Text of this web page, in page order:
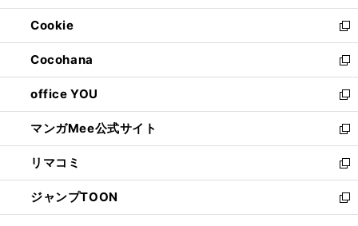
開
く
ウ
で
開
く
ン
ド
ウ
で
開
く
ウ
ィ
ン
ド
ウ
で
開
く
Cookie
新
し
い
ウ
ィ
ン
ド
ウ
で
開
く
Cocohana
新
し
い
ウ
ィ
ン
ド
ウ
で
開
office YOU
新
し
い
ウ
ィ
ン
ド
ウ
マンガMee公式サイト
新
し
い
ウ
ィ
ン
リマコミ
新
し
い
ウ
ジャンプTOON
新
し